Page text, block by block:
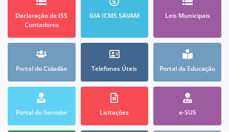
Declaração de ISS
Contadores
GIA ICMS SAVAM Leis Municipais
Portal do Cidadão Telefones Úteis Portal da Educação
Portal do Servidor Licitações e-SUS